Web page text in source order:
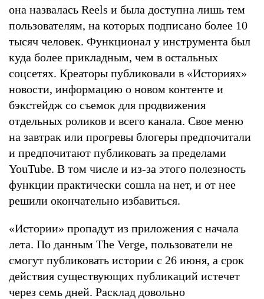
она назвалась Reels и была доступна лишь тем
пользователям, на которых подписано более 10
тысяч человек. Функционал у инструмента был
куда более прикладным, чем в остальных
соцсетях. Креаторы публиковали в «Историях»
новости, информацию о новом контенте и
бэкстейдж со съемок для продвижения
отдельных роликов и всего канала. Свое меню
на завтрак или прогревы блогеры предпочитали
и предпочитают публиковать за пределами
YouTube. В том числе и из-за этого полезность
функции практически сошла на нет, и от нее
решили окончательно избавиться.
«Истории» пропадут из приложения с начала
лета. По данным The Verge, пользователи не
смогут публиковать истории с 26 июня, а срок
действия существующих публикаций истечет
через семь дней. Расклад довольно